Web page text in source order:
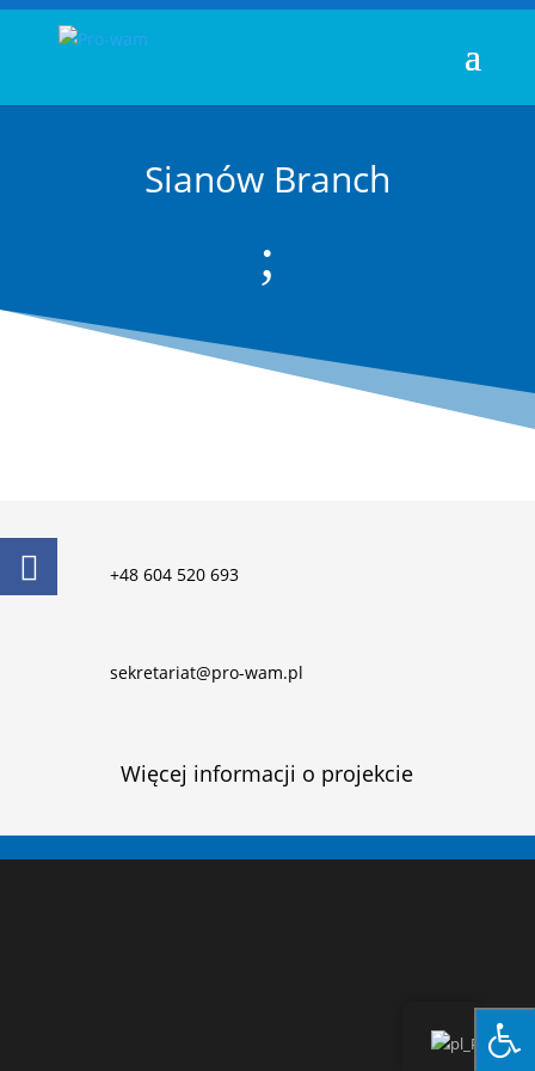
Sianów Branch
;
+48 604 520 693
sekretariat@pro-wam.pl
Więcej informacji o projekcie